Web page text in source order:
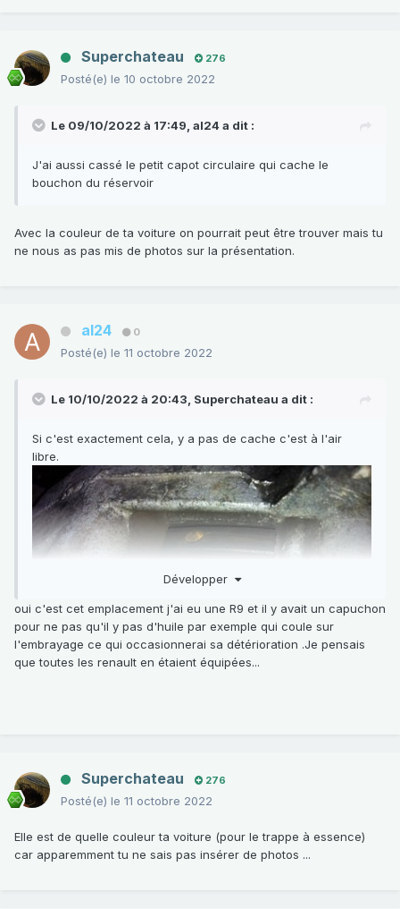
Superchateau 276
Posté(e) le 10 octobre 2022
Le 09/10/2022 à 17:49, al24 a dit :
J'ai aussi cassé le petit capot circulaire qui cache le
bouchon du réservoir
Avec la couleur de ta voiture on pourrait peut être trouver mais tu
ne nous as pas mis de photos sur la présentation.
al24 0
Posté(e) le 11 octobre 2022
Le 10/10/2022 à 20:43, Superchateau a dit :
Si c'est exactement cela, y a pas de cache c'est à l'air
libre.
Développer
oui c'est cet emplacement j'ai eu une R9 et il y avait un capuchon
pour ne pas qu'il y pas d'huile par exemple qui coule sur
l'embrayage ce qui occasionnerai sa détérioration .Je pensais
que toutes les renault en étaient équipées...
Superchateau 276
Posté(e) le 11 octobre 2022
Elle est de quelle couleur ta voiture (pour le trappe à essence)
car apparemment tu ne sais pas insérer de photos ...